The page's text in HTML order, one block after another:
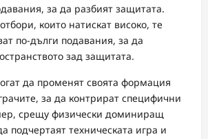
за да разбият защитата.
които натискат високо, те
по-дълги подавания, за да
зад защитата.
да променят своята формация
за да контрират специфични
срещу физически доминиращ
подчертаят техническата игра и